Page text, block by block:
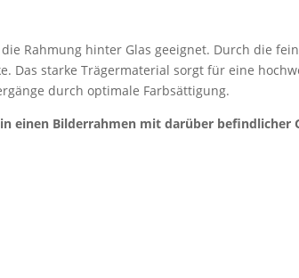
Rahmung hinter Glas geeignet. Durch die
Das starke Trägermaterial sorgt für eine
durch optimale Farbsättigung.
einen Bilderrahmen mit darüber befindlicher